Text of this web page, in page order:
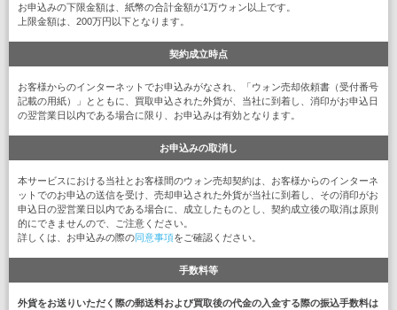
お申込みの下限金額は、紙幣の合計金額が1万ウォン以上です。
上限金額は、200万円以下となります。
契約成立時点
お客様からのインターネットでお申込みがなされ、「ウォン売却依頼書（受付番号
記載の用紙）」とともに、買取申込された外貨が、当社に到着し、消印がお申込日
の翌営業日以内である場合に限り、お申込みは有効となります。
お申込みの取消し
本サービスにおける当社とお客様間のウォン売却契約は、お客様からのインターネ
ットでのお申込の送信を受け、売却申込された外貨が当社に到着し、その消印がお
申込日の翌営業日以内である場合に、成立したものとし、契約成立後の取消は原則
的にできませんので、ご注意ください。
詳しくは、お申込みの際の同意事項をご確認ください。
手数料等
外貨をお送りいただく際の郵送料および買取後の代金の入金する際の振込手数料は